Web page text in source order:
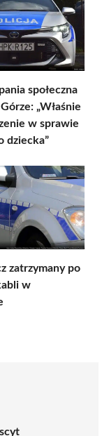
społeczna
„Właśnie
w sprawie
dziecka”
zatrzymany po
w